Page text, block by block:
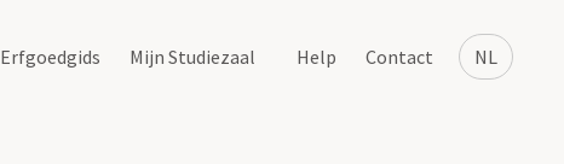
NL
Erfgoedgids Mijn Studiezaal Help Contact